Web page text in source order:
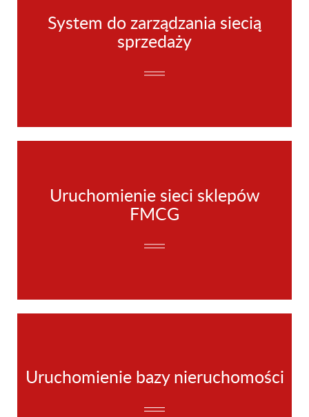
System do zarządzania siecią
sprzedaży
Uruchomienie sieci sklepów
FMCG
Uruchomienie bazy nieruchomości